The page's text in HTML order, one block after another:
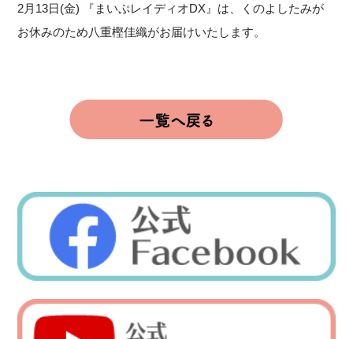
2月13日(金) 『まいぷレイディオDX』は、くのよしたみが
お休みのため八重樫佳織がお届けいたします。